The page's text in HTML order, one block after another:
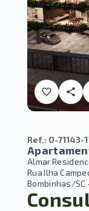
Ref.: O-71143-
Almar
Rua Ilha
Bombinhas/SC